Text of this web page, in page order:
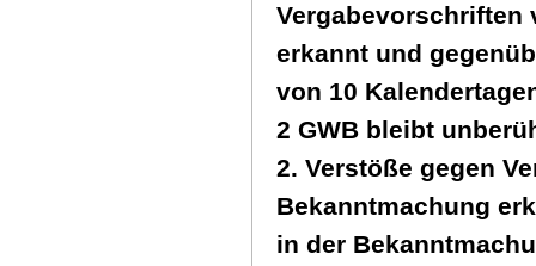
Vergabevorschriften
erkannt und
von 10
2 GWB bleibt
2. Verstöße gegen
Bekanntmachung
in der